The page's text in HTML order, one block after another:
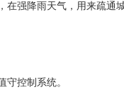
强降雨天气，用来疏通
控制系统。